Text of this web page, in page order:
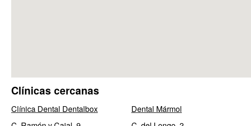
Clínicas cercanas
Clínica Dental Dentalbox
Dental Mármol